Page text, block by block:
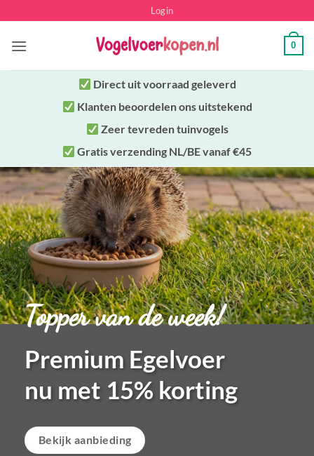
naar
inhoud
Login
0
Direct uitvoorraad geleverd
Klanten beoordelen ons uitstekend
Zeer tevreden tuinvogels
Gratis verzending NL/BE vanaf €45
Topper van de week!
Premium Egelvoer
nu met 15% korting
Bekijk aanbieding